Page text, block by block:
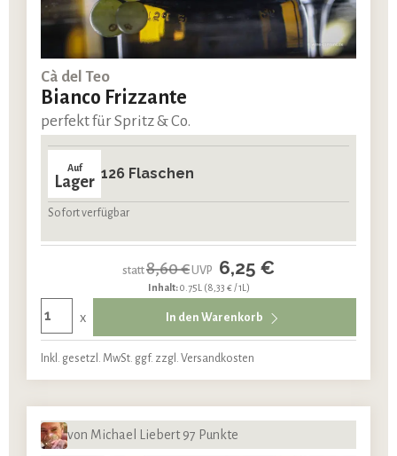
Cà del Teo
Bianco Frizzante
perfekt für Spritz & Co.
Auf
Lager 126 Flaschen
Sofort verfügbar
statt8,60 €UVP 6,25 €
Inhalt:0.75L (8,33 € / 1L)
x In den Warenkorb
Inkl. gesetzl. MwSt. ggf. zzgl. Versandkosten
von Michael Liebert 97 Punkte